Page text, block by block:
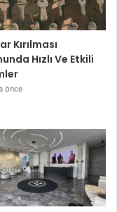
Kırılması
Hızlı Ve Etkili
önce